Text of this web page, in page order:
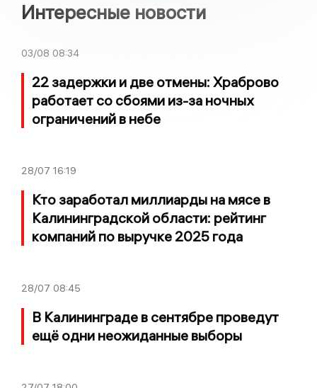
Интересные новости
03/08 08:34
22 задержки и две отмены: Храброво
работает со сбоями из-за ночных
ограничений в небе
28/07 16:19
Кто заработал миллиарды на мясе в
Калининградской области: рейтинг
компаний по выручке 2025 года
28/07 08:45
В Калининграде в сентябре проведут
ещё одни неожиданные выборы